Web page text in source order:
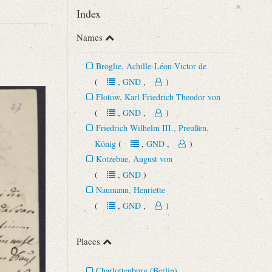
×
Index
Names
Broglie, Achille-Léon-Victor de
(, GND, )
Flotow, Karl Friedrich Theodor von
(, GND, )
Friedrich Wilhelm III., Preußen,
König (, GND, )
Kotzebue, August von
(, GND)
Naumann, Henriette
(, GND, )
Places